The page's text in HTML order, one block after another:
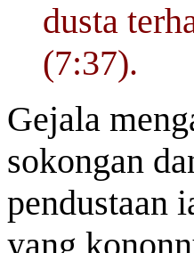
dusta
(7:37).
Gejala
sokongan
pendustaan
yang